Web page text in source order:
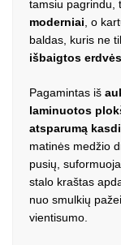
tamsiu pagrindu,
moderniai, o
baldas, kuris ne
išbaigtos
Pagamintas iš
laminuotos
atsparumą
matinės medžio
pusių,
stalo kraštas
nuo smulkių
vientisumo.